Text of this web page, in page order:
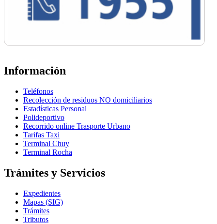
Información
Teléfonos
Recolección de residuos NO domiciliarios
Estadísticas Personal
Polideportivo
Recorrido online Trasporte Urbano
Tarifas Taxi
Terminal Chuy
Terminal Rocha
Trámites y Servicios
Expedientes
Mapas (SIG)
Trámites
Tributos